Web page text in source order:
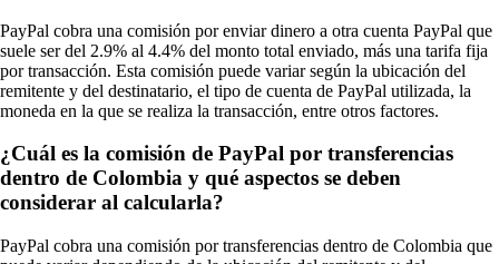
PayPal cobra una comisión por enviar dinero a otra cuenta PayPal que
suele ser del 2.9% al 4.4% del monto total enviado, más una tarifa fija
por transacción. Esta comisión puede variar según la ubicación del
remitente y del destinatario, el tipo de cuenta de PayPal utilizada, la
moneda en la que se realiza la transacción, entre otros factores.
¿Cuál es la comisión de PayPal por transferencias
dentro de Colombia y qué aspectos se deben
considerar al calcularla?
PayPal cobra una comisión por transferencias dentro de Colombia que